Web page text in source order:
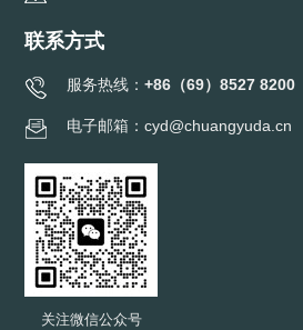
联系方式
服务热线：+86（69）8527 8200
电子邮箱：cyd@chuangyuda.cn
关注微信公众号